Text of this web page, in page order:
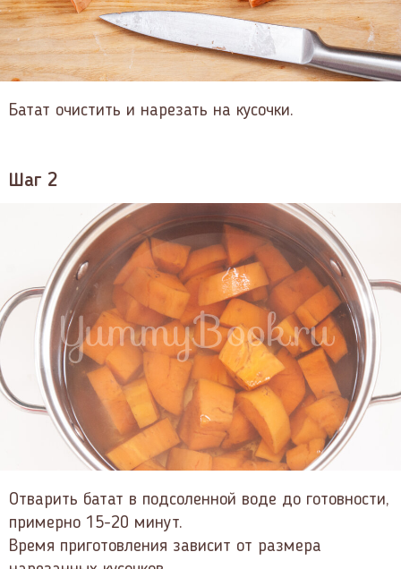
Батат очистить и нарезать на кусочки.
Шаг 2
Отварить батат в подсоленной воде до готовности,
примерно 15-20 минут.
Время приготовления зависит от размера